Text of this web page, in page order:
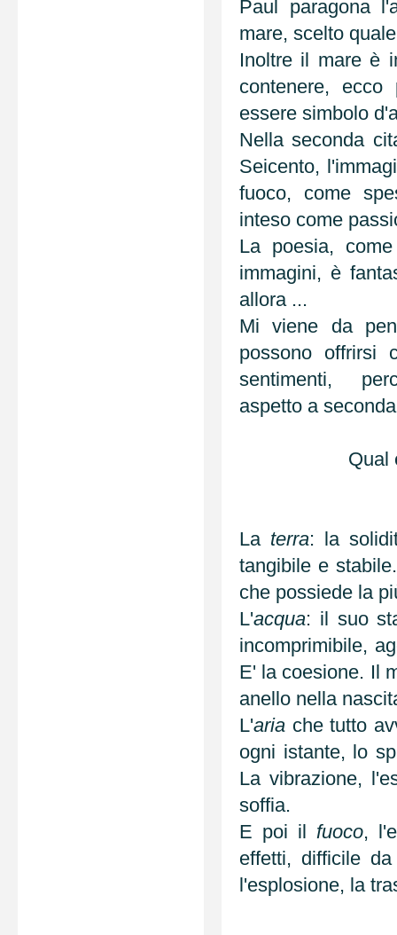
Paul paragona
mare, scelto
Inoltre il mare è
contenere,
essere simbolo
Nella seconda
Seicento,
fuoco, come
inteso come
La poesia,
immagini, è
allora ...
Mi viene da
possono offrirsi
sentimenti,
aspetto a
Qual
La terra: la
tangibile e
che possiede la
L'acqua: il suo
incomprimibile,
E' la coesione. Il
anello nella
L'aria che tutto
ogni istante, lo
La vibrazione,
soffia.
E poi ilfuoco,
effetti, difficile
l'esplosione, la